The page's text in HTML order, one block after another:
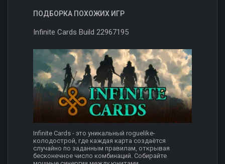
ПОДБОРКА ПОХОЖИХ ИГР
Infinite Cards Build 22967195
Infinite Cards - это уникальный roguelike-
колодострой, где каждая карта создаётся
случайно по заданным правилам, открывая
бесконечное число комбинаций. Собирайте